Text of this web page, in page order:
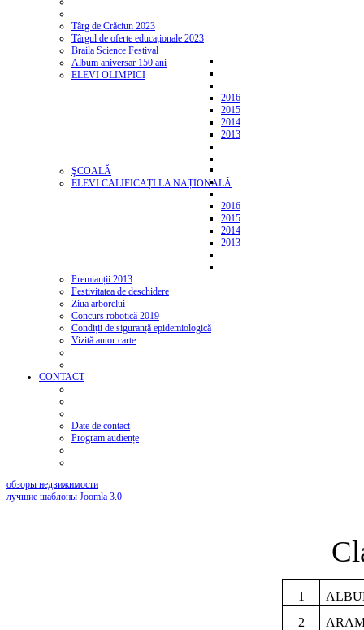
Târg de Crăciun 2023
Târgul de oferte educaționale 2023
Braila Science Festival
Album aniversar 150 ani
ELEVI OLIMPICI
2016
2015
2014
2013
ŞCOALĂ
ELEVI CALIFICAȚI LA NAȚIONALĂ
2016
2015
2014
2013
Premianții 2013
Festivitatea de deschidere
Ziua arborelui
Concurs robotică 2019
Condiții de siguranță epidemiologică
Vizită autor carte
CONTACT
Date de contact
Program audiențe
обзоры недвижимости
лучшие шаблоны Joomla 3.0
1
2